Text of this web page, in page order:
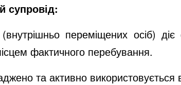
супровід:
переміщених осіб) діє
фактичного перебування.
та активно